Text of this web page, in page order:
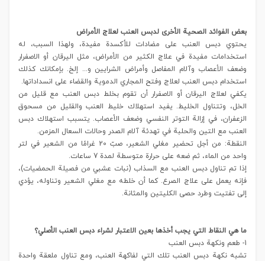
بعض الفوائد الصحية الأخرى لدبس العنب لعلاج الأمراض
يحتوي دبس العنب على مضادات للأكسدة مفيدة، ولهذا السبب، له
استخدامات مفيدة في علاج الكثير من الأمراض، مثل اليرقان أو الاصفرار
وضعف الأعصاب وآلام المفاصل وأمراض الشرايين و... إلخ. بإمكانك كذلك
استخدام دبس العنب لعلاج وفتح المجاري الدموية والقضاء على انسداداتها.
يكفي لعلاج اليرقان أو الاصفرار أن تقوم بخلط دبس العنب مع قليل من
الخل، وتتناول الخليط. يفيد استهلاك خليط العنب والقليل من مسحوق
الزعفران، في إزالة التوتر النفسي وضعف الأعصاب. يتسبب استهلاك دبس
العنب مع التين والحلبة في تهدئة آلام الصدر وحالات السعال المزمن.
النقطة: من أجل تحضير مغلي الشعير، صبّ 20 غرامًا من الشعير في لتر
واحد من الماء، ثم ضعه على حرارة متوسطة لمدة 7 ساعات.
إذا تم تناول دبس العنب مع السذاب (نبات عشبي من فصيلة الحمضيات)،
فإنه يعمل على علاج الصرع. كما أن خلطه مع مغلي الشعير وتناوله، يؤدي
إلى تفتيت وطرد حصى الكليتين والمثانة.
ما هي النقاط التي يجب أخذها بعين الاعتبار لشراء دبس العنب الأصلي؟
1- طعم ونكهة دبس العنب
تشبه نكهة دبس العنب تلك التي لفاكهة العنب، ومع تناول ملعقة واحدة